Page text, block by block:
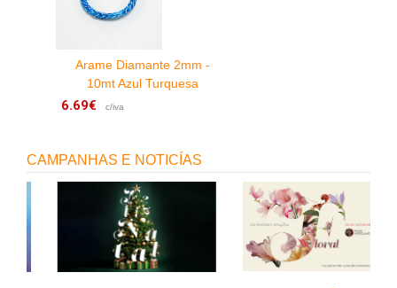
Arame Diamante 2mm -
10mt Azul Turquesa
c/iva
CAMPANHAS E NOTICÍAS